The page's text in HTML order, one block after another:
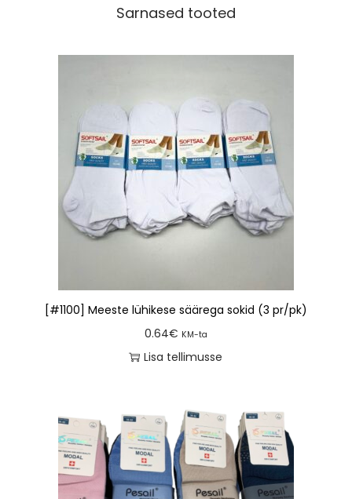
Sarnased tooted
[#1100] Meeste lühikese säärega sokid (3 pr/pk)
0.64€ KM-ta
Lisa tellimusse